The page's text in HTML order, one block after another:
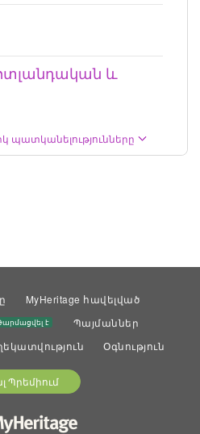
և
պատկանելությունները
MyHeritage հավելված
է
Պայմաններ
Օգնություն
Պրեմիում